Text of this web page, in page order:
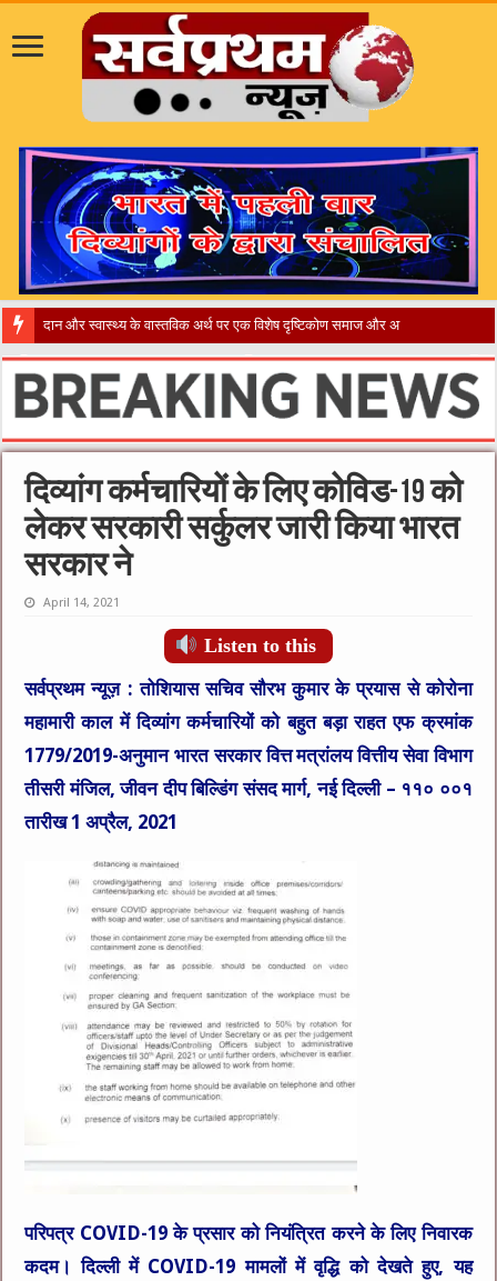
​”कानून तो
दिव्यांग कर्मचारियों के लिए कोविड-19 को
लेकर सरकारी सर्कुलर जारी किया भारत
सरकार ने
April 14, 2021
Listen to this
सर्वप्रथम न्यूज़ :तोशियास सचिव सौरभ कुमार के प्रयास से कोरोना
महामारी काल में दिव्यांग कर्मचारियों को बहुत बड़ा राहत एफ क्रमांक
1779/2019-अनुमान भारत सरकार वित्त मत्रांलय वित्तीय सेवा विभाग
तीसरी मंजिल, जीवन दीप बिल्डिंग संसद मार्ग, नई दिल्ली – ११० ००१
तारीख 1 अप्रैल, 2021
परिपत्र COVID-19 के प्रसार को नियंत्रित करने के लिए निवारक
कदम। दिल्ली में COVID-19 मामलों में वृद्धि को देखते हुए, यह